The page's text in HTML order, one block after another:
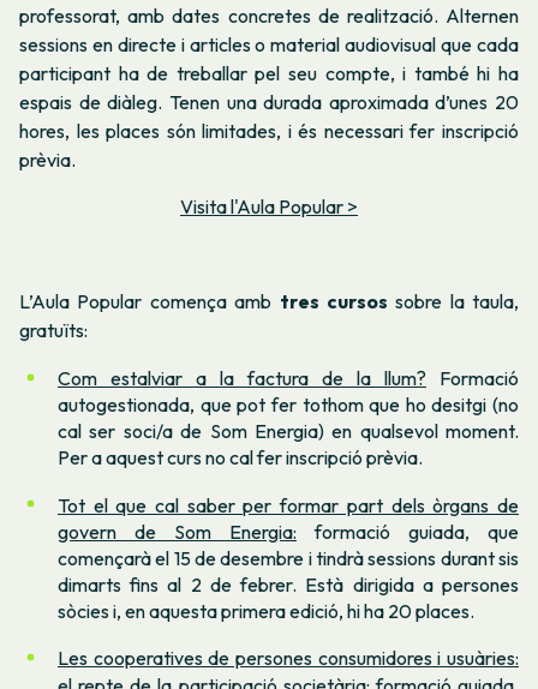
professorat, amb dates concretes de realització. Alternen
sessions en directe i articles o material audiovisual que cada
participant ha de treballar pel seu compte, i també hi ha
espais de diàleg. Tenen una durada aproximada d’unes 20
hores, les places són limitades, i és necessari fer inscripció
prèvia.
Visita l'Aula Popular >
L’Aula Popular comença amb tres cursossobre la taula,
gratuïts:
Com estalviar a la factura de la llum? Formació
autogestionada, que pot fer tothom que ho desitgi (no
cal ser soci/a de Som Energia) en qualsevol moment.
Per a aquest curs no cal fer inscripció prèvia.
Tot el que cal saber per formar part dels òrgans de
govern de Som Energia: formació guiada, que
començarà el 15 de desembre i tindrà sessions durant sis
dimarts fins al 2 de febrer. Està dirigida a persones
sòcies i, en aquesta primera edició, hi ha 20 places.
Les cooperatives de persones consumidores i usuàries: